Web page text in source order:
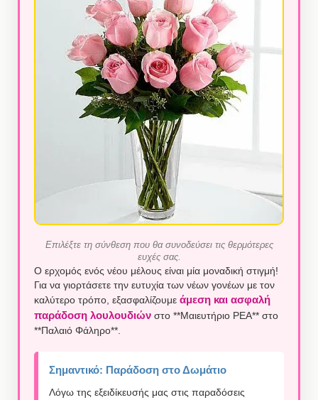
Επιλέξτε τη σύνθεση που θα συνοδεύσει τις θερμότερες
ευχές σας.
Ο ερχομός ενός νέου μέλους είναι μία μοναδική στιγμή!
Για να γιορτάσετε την ευτυχία των νέων γονέων με τον
καλύτερο τρόπο, εξασφαλίζουμε άμεση και ασφαλή
παράδοση λουλουδιών στο **Μαιευτήριο ΡΕΑ** στο
**Παλαιό Φάληρο**.
Σημαντικό: Παράδοση στο Δωμάτιο
Λόγω της εξειδίκευσής μας στις παραδόσεις